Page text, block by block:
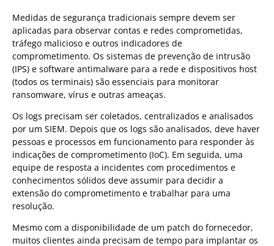
Medidas de segurança tradicionais sempre devem ser
aplicadas para observar contas e redes comprometidas,
tráfego malicioso e outros indicadores de
comprometimento. Os sistemas de prevenção de intrusão
(IPS) e software antimalware para a rede e dispositivos host
(todos os terminais) são essenciais para monitorar
ransomware, vírus e outras ameaças.
Os logs precisam ser coletados, centralizados e analisados
por um SIEM. Depois que os logs são analisados, deve haver
pessoas e processos em funcionamento para responder às
indicações de comprometimento (IoC). Em seguida, uma
equipe de resposta a incidentes com procedimentos e
conhecimentos sólidos deve assumir para decidir a
extensão do comprometimento e trabalhar para uma
resolução.
Mesmo com a disponibilidade de um patch do fornecedor,
muitos clientes ainda precisam de tempo para implantar os